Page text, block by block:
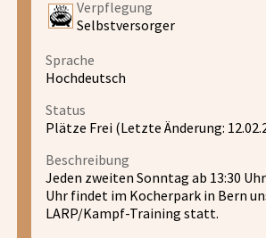
Verpflegung
Selbstversorger
Sprache
Hochdeutsch
Status
Plätze Frei (Letzte Änderung:
Beschreibung
Jeden zweiten Sonntag ab 13:30 Uhr
Uhr findet im Kocherpark in Bern
LARP/Kampf-Training statt.